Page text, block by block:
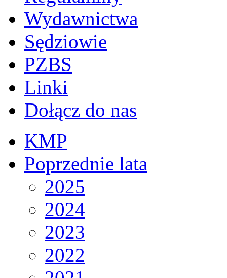
Wydawnictwa
Sędziowie
PZBS
Linki
Dołącz do nas
KMP
Poprzednie lata
2025
2024
2023
2022